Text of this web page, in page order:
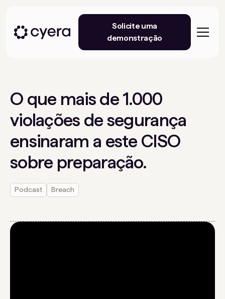
Solicite uma
demonstração
O que mais de 1.000
violações de segurança
ensinaram a este CISO
sobre preparação.
Podcast Breach